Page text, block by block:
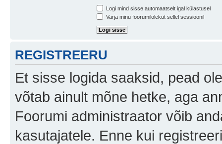
Logi mind sisse automaatselt igal külastusel
Varja minu foorumilolekut sellel sessioonil
REGISTREERU
Et sisse logida saaksid, pead
võtab ainult mõne hetke, aga
Foorumi administraator võib
kasutajatele. Enne kui